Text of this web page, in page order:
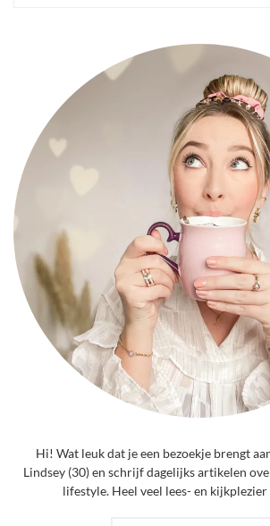
Hi! Wat leuk dat je een bezoekje brengt
Lindsey (30) en schrijf dagelijks artikelen
lifestyle. Heel veel lees- en